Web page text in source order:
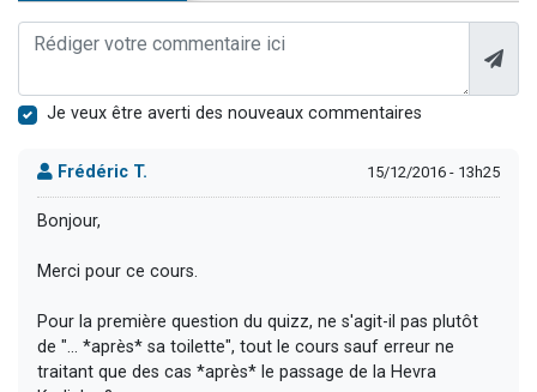
Je veux être averti des nouveaux commentaires
Frédéric T. 15/12/2016 - 13h25
Bonjour,
Merci pour ce cours.
Pour la première question du quizz, ne s'agit-il pas plutôt
de "... *après* sa toilette", tout le cours sauf erreur ne
traitant que des cas *après* le passage de la Hevra